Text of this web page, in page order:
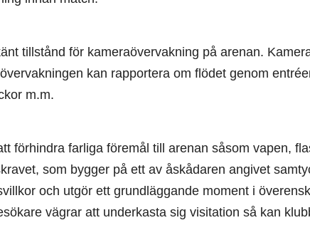
tillstånd för kameraövervakning på arenan.
kan rapportera om flödet genom
m.m.
förhindra farliga föremål till arenan såsom vapen,
som bygger på ett av åskådaren angivet
och utgör ett grundläggande moment i
vägrar att underkasta sig visitation så kan